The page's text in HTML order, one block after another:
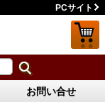
PCサイト
お問い合せ